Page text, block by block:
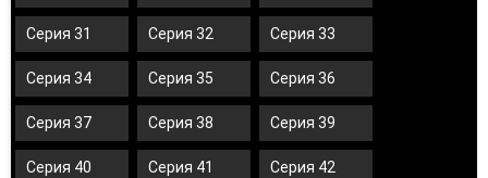
Серия 31 Серия 32 Серия 33
Серия 34 Серия 35 Серия 36
Серия 37 Серия 38 Серия 39
Серия 40 Серия 41 Серия 42